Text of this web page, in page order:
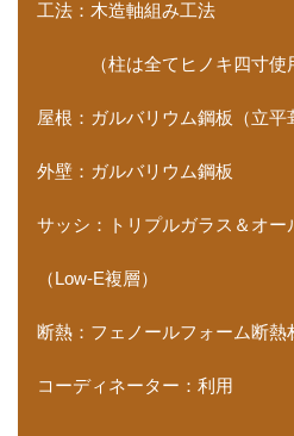
工法：木造軸組み工法
（柱は全てヒノキ四寸使
屋根：ガルバリウム鋼板（立平
外壁：ガルバリウム鋼板
サッシ：トリプルガラス＆オー
（Low-E複層）
断熱：フェノールフォーム断熱
コーディネーター：利用